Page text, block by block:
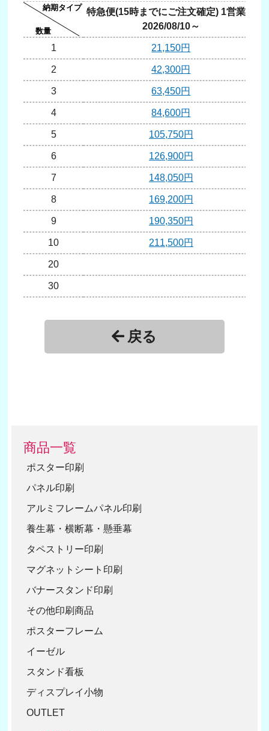
特急便(15時までにご注文確定) 1営業日
2026/08/10～
1 21,150円
2 42,300円
3 63,450円
4 84,600円
5 105,750円
6 126,900円
7 148,050円
8 169,200円
9 190,350円
10 211,500円
20
30
戻る
商品一覧
ポスター印刷
パネル印刷
アルミフレームパネル印刷
養生幕・横断幕・懸垂幕
タペストリー印刷
マグネットシート印刷
バナースタンド印刷
その他印刷商品
ポスターフレーム
イーゼル
スタンド看板
ディスプレイ小物
OUTLET